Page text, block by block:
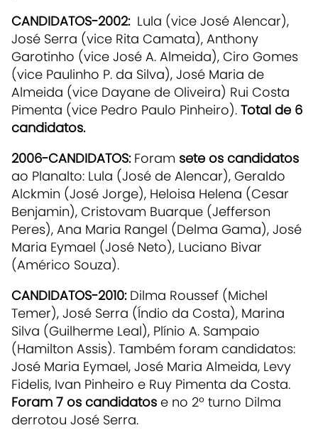
CANDIDATOS-2002: Lula (vice José Alencar),
José Serra (vice Rita Camata), Anthony
Garotinho (vice José A. Almeida), Ciro Gomes
(vice Paulinho P. da Silva), José Maria de
Almeida (vice Dayane de Oliveira) Rui Costa
Pimenta (vice Pedro Paulo Pinheiro). Total de 6
candidatos.
2006-CANDIDATOS:Foram sete os candidatos
ao Planalto: Lula (José de Alencar), Geraldo
Alckmin (José Jorge), Heloisa Helena (Cesar
Benjamin), Cristovam Buarque (Jefferson
Peres), Ana Maria Rangel (Delma Gama), José
Maria Eymael (José Neto), Luciano Bivar
(Américo Souza).
CANDIDATOS-2010:Dilma Roussef (Michel
Temer), José Serra (Índio da Costa), Marina
Silva (Guilherme Leal), Plínio A. Sampaio
(Hamilton Assis). Também foram candidatos:
José Maria Eymael, José Maria Almeida, Levy
Fidelis, Ivan Pinheiro e Ruy Pimenta da Costa.
Foram 7 os candidatos e no 2º turno Dilma
derrotou José Serra.